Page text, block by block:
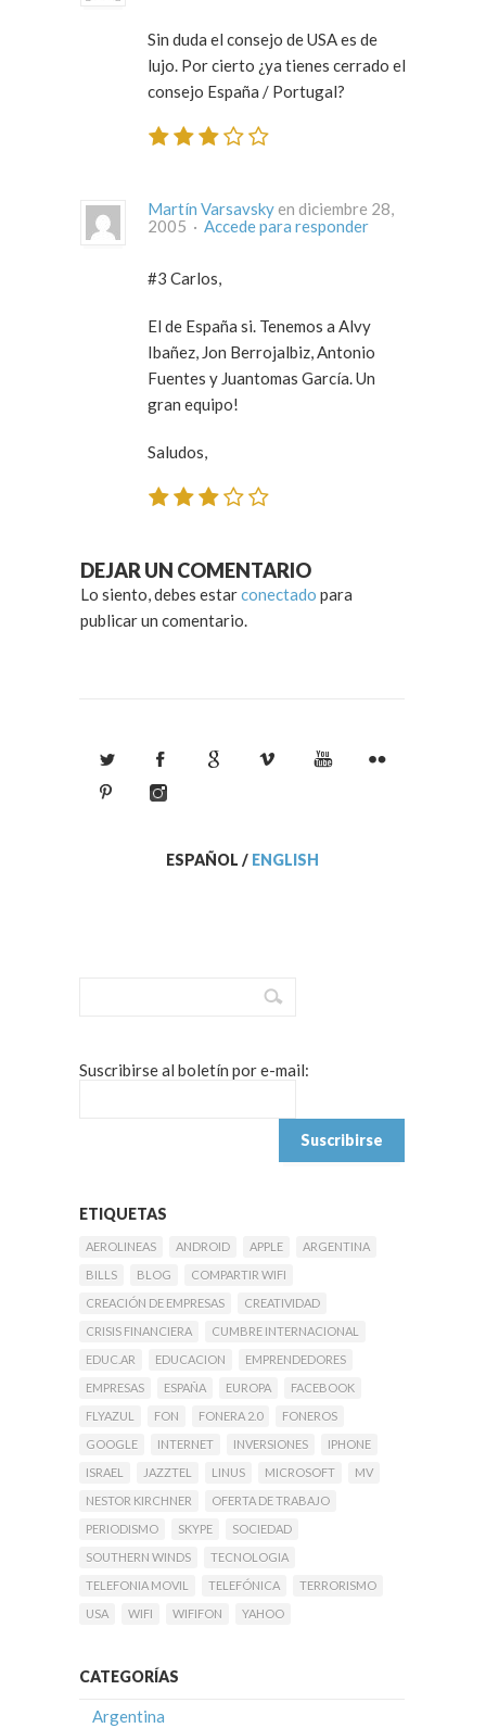
Sin duda el consejo de USA es de
lujo. Por cierto ¿ya tienes cerrado el
consejo España / Portugal?
Martín Varsavsky en diciembre 28,
2005 · Accede para responder
#3 Carlos,
El de España si. Tenemos a Alvy
Ibañez, Jon Berrojalbiz, Antonio
Fuentes y Juantomas García. Un
gran equipo!
Saludos,
DEJAR UN COMENTARIO
Lo siento, debes estarconectado para
publicar un comentario.
ESPAÑOL / ENGLISH
Suscribirse al boletín por e-mail:
ETIQUETAS
AEROLINEAS ANDROID APPLE
ARGENTINA
BILLS
BLOG
COMPARTIR WIFI
CREACIÓN DE EMPRESAS
CREATIVIDAD
CRISIS FINANCIERA
CUMBRE INTERNACIONAL
EDUC.AR
EDUCACION
EMPRENDEDORES
EMPRESAS
ESPAÑA EUROPA
FACEBOOK
FLYAZUL
FON FONERA 2.0
FONEROS
GOOGLE
INTERNET INVERSIONES
IPHONE
ISRAEL
JAZZTEL LINUS MICROSOFT
MV
NESTOR KIRCHNER
OFERTA DE TRABAJO
PERIODISMO
SKYPE
SOCIEDAD
SOUTHERN WINDS
TECNOLOGIA
TELEFONIA MOVIL
TELEFÓNICA
TERRORISMO
USA
WIFI WIFIFON YAHOO
CATEGORÍAS
Argentina